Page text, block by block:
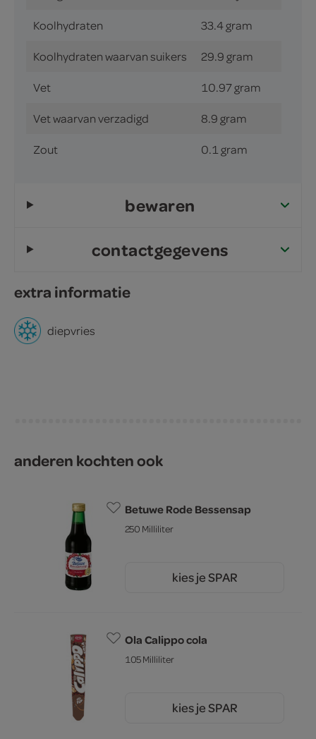
Koolhydraten 33.4 gram
Koolhydraten waarvan suikers 29.9 gram
Vet 10.97 gram
Vet waarvan verzadigd 8.9 gram
Zout 0.1 gram
bewaren
contactgegevens
extra informatie
diepvries
anderen kochten ook
Betuwe Rode Bessensap
250 Milliliter
kies je SPAR
Ola Calippo cola
105 Milliliter
kies je SPAR